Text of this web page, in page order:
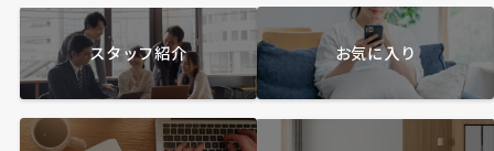
スタッフ紹介 お気に入り